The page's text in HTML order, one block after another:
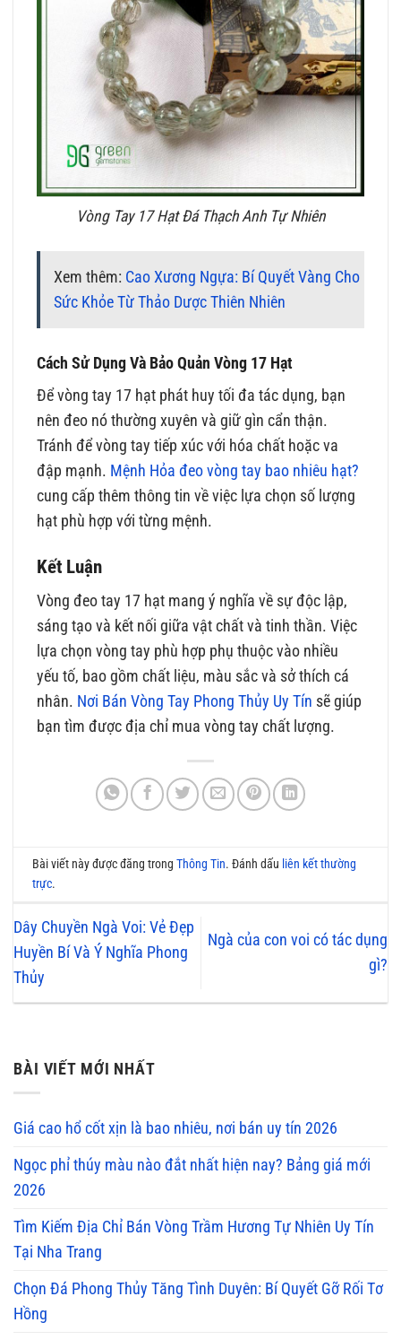
Vòng Tay 17 Hạt Đá Thạch Anh Tự Nhiên
Xem thêm: Cao Xương Ngựa: Bí Quyết Vàng Cho
Sức Khỏe Từ Thảo Dược Thiên Nhiên
Cách Sử Dụng Và Bảo Quản Vòng 17 Hạt
Để vòng tay 17 hạt phát huy tối đa tác dụng, bạn
nên đeo nó thường xuyên và giữ gìn cẩn thận.
Tránh để vòng tay tiếp xúc với hóa chất hoặc va
đập mạnh. Mệnh Hỏa đeo vòng tay bao nhiêu hạt?
cung cấp thêm thông tin về việc lựa chọn số lượng
hạt phù hợp với từng mệnh.
Kết Luận
Vòng đeo tay 17 hạt mang ý nghĩa về sự độc lập,
sáng tạo và kết nối giữa vật chất và tinh thần. Việc
lựa chọn vòng tay phù hợp phụ thuộc vào nhiều
yếu tố, bao gồm chất liệu, màu sắc và sở thích cá
nhân. Nơi Bán Vòng Tay Phong Thủy Uy Tín sẽ giúp
bạn tìm được địa chỉ mua vòng tay chất lượng.
Bài viết này được đăng trongThông Tin. Đánh dấu liên kết thường
trực.
Dây Chuyền Ngà Voi: Vẻ Đẹp
Huyền Bí Và Ý Nghĩa Phong
Thủy
Ngà của con voi có tác dụng
gì?
BÀI VIẾT MỚI NHẤT
Giá cao hổ cốt xịn là bao nhiêu, nơi bán uy tín 2026
Ngọc phỉ thúy màu nào đắt nhất hiện nay? Bảng giá mới
2026
Tìm Kiếm Địa Chỉ Bán Vòng Trầm Hương Tự Nhiên Uy Tín
Tại Nha Trang
Chọn Đá Phong Thủy Tăng Tình Duyên: Bí Quyết Gỡ Rối Tơ
Hồng